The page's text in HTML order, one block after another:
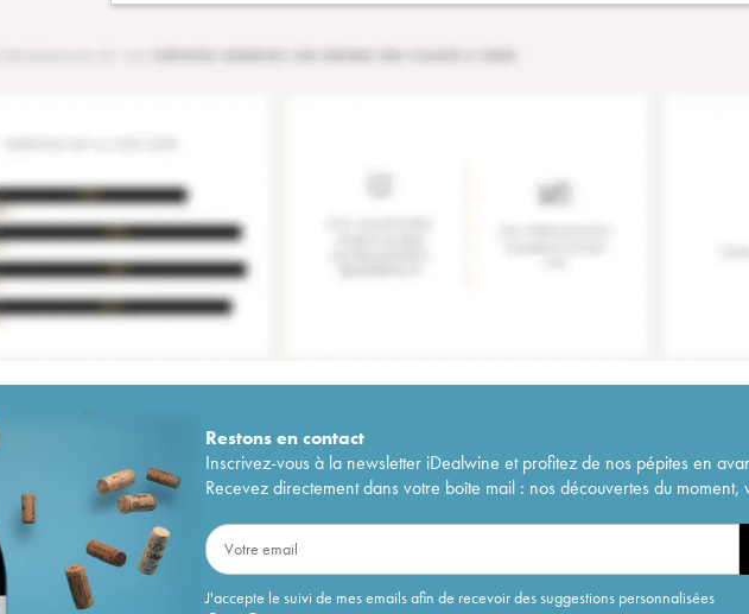
Restons encontact
Inscrivez-vous à la newsletter iDealwine et profitez de nos pépites en
Recevez directement dans votre boîte mail : nos découvertes du moment,
J'accepte le suivi de mes emails afin de recevoir des suggestions personnalisées